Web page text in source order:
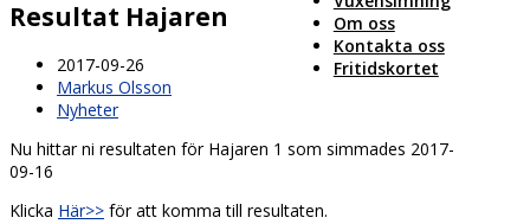
Om oss
Kontakta oss
Fritidskortet
Resultat Hajaren
2017-09-26
Markus Olsson
Nyheter
Nu hittar ni resultaten för Hajaren 1 som simmades 2017-
09-16
Klicka Här>> för att komma till resultaten.